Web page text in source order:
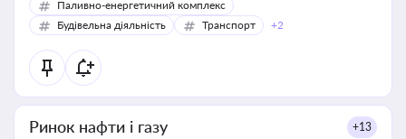
Паливно-енергетичний комплекс
Будівельна діяльність
Транспорт +2
Ринок нафти і газу +13